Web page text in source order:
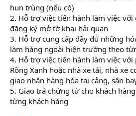
hun trùng (nếu có)
2. Hỗ trợ việc tiến hành làm việc với
đăng ký mở tờ khai hải quan
3. Hỗ trợ cung cấp đầy đủ những
làm hàng ngoài hiện trường theo
4. Hỗ trợ việc tiến hành làm việc với
Rồng Xanh hoặc nhà xe tải, nhà xe
giao nhận hàng hóa tại cảng, sân
5. Giao trả chứng từ cho khách
từng khách hàng